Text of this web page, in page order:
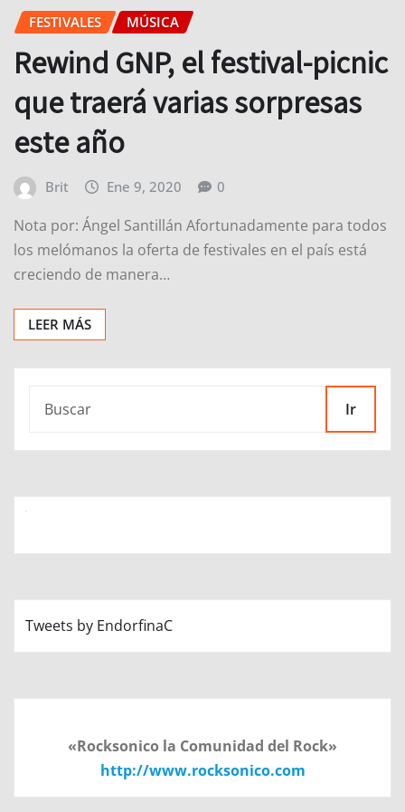
FESTIVALES MÚSICA
Rewind GNP, el festival-picnic
que traerá varias sorpresas
este año
Brit Ene 9, 2020 0
Nota por: Ángel Santillán Afortunadamente para todos
los melómanos la oferta de festivales en el país está
creciendo de manera…
LEER MÁS
Ir
Tweets by EndorfinaC
«Rocksonico la Comunidad del Rock»
http://www.rocksonico.com